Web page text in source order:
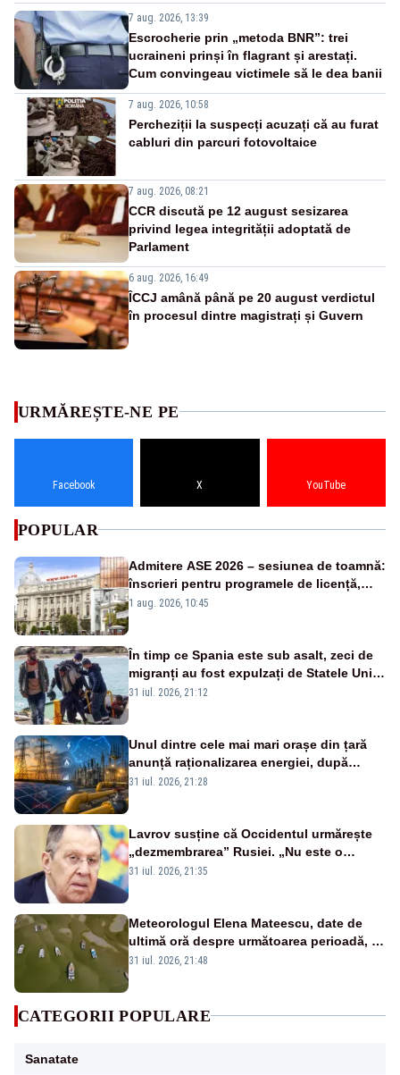
7 aug. 2026, 13:39
Escrocherie prin „metoda BNR”: trei
ucraineni prinși în flagrant și arestați.
Cum convingeau victimele să le dea banii
7 aug. 2026, 10:58
Percheziții la suspecți acuzați că au furat
cabluri din parcuri fotovoltaice
7 aug. 2026, 08:21
CCR discută pe 12 august sesizarea
privind legea integrității adoptată de
Parlament
6 aug. 2026, 16:49
ÎCCJ amână până pe 20 august verdictul
în procesul dintre magistrați și Guvern
URMĂREȘTE-NE PE
Facebook X YouTube
POPULAR
Admitere ASE 2026 – sesiunea de toamnă:
înscrieri pentru programele de licență,
masterat și doctorat
1 aug. 2026, 10:45
În timp ce Spania este sub asalt, zeci de
migranți au fost expulzați de Statele Unite
în Africa în numai 48 de ore
31 iul. 2026, 21:12
Unul dintre cele mai mari orașe din țară
anunță raționalizarea energiei, după
intrarea în stare de alertă energetică
31 iul. 2026, 21:28
Lavrov susține că Occidentul urmărește
„dezmembrarea” Rusiei. „Nu este o
glumă, s-a unit împotriva noastră”
31 iul. 2026, 21:35
Meteorologul Elena Mateescu, date de
ultimă oră despre următoarea perioadă, în
contextul alertei energetice provocate de
31 iul. 2026, 21:48
CATEGORII POPULARE
Sanatate